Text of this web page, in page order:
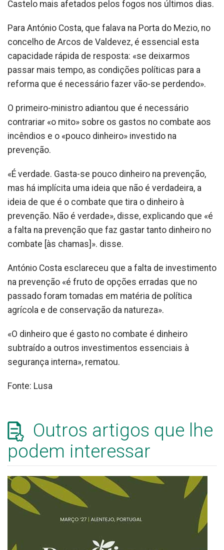
Castelo mais afetados pelos fogos nos últimos dias.
Para António Costa, que falava na Porta do Mezio, no
concelho de Arcos de Valdevez, é essencial esta
capacidade rápida de resposta: «se deixarmos
passar mais tempo, as condições políticas para a
reforma que é necessário fazer vão-se perdendo».
O primeiro-ministro adiantou que é necessário
contrariar «o mito» sobre os gastos no combate aos
incêndios e o «pouco dinheiro» investido na
prevenção.
«É verdade. Gasta-se pouco dinheiro na prevenção,
mas há implícita uma ideia que não é verdadeira, a
ideia de que é o combate que tira o dinheiro à
prevenção. Não é verdade», disse, explicando que «é
a falta na prevenção que faz gastar tanto dinheiro no
combate [às chamas]». disse.
António Costa esclareceu que a falta de investimento
na prevenção «é fruto de opções erradas que no
passado foram tomadas em matéria de política
agrícola e de conservação da natureza».
«O dinheiro que é gasto no combate é dinheiro
subtraído a outros investimentos essenciais à
segurança interna», rematou.
Fonte: Lusa
Outros artigos que lhe
podem interessar